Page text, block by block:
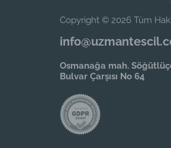
Copyright © 2026 Tüm
Osmanağa mah.
Bulvar Çarşısı No 64